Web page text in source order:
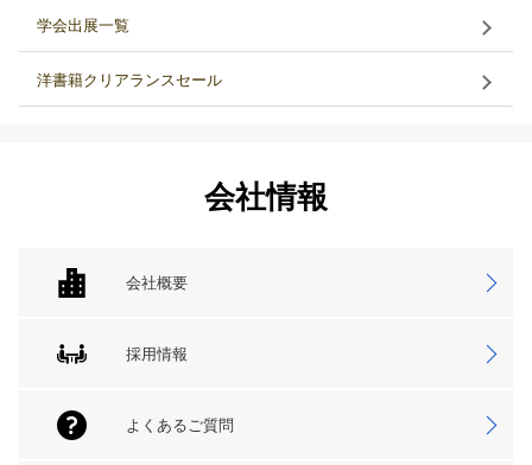
学会出展一覧
洋書籍クリアランスセール
会社情報
会社概要
採用情報
よくあるご質問